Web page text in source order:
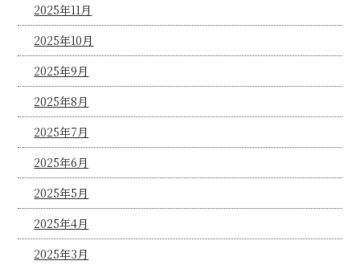
2025年11月
2025年10月
2025年9月
2025年8月
2025年7月
2025年6月
2025年5月
2025年4月
2025年3月